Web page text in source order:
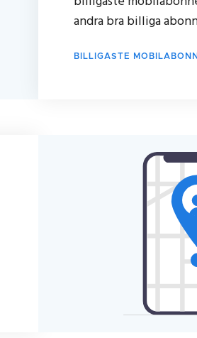
andra bra billiga
BILLIGASTE